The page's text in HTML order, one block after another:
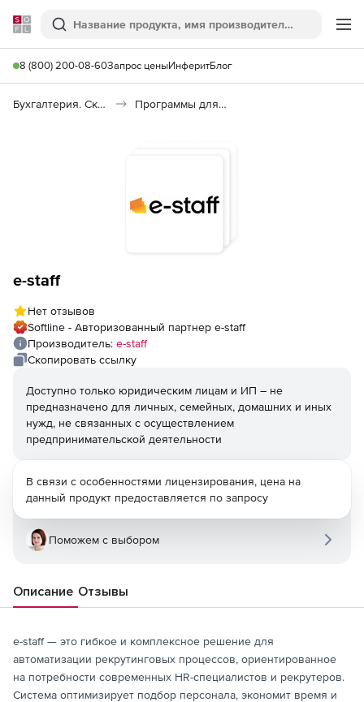
Softline
Поиск
8 (800) 200-08-60Запрос ценыИнферитБлог
Бухгалтерия. Склад. Кадры Программы для кадрового учета
e-staff
Нет отзывов
Softline - Авторизованный партнер e-staff
Производитель: e-staff
Скопировать ссылку
Доступно только юридическим лицам и ИП – не
предназначено для личных, семейных, домашних и иных
нужд, не связанных с осуществлением
предпринимательской деятельности
В связи с особенностями лицензирования, цена на
данный продукт предоставляется по запросу
Поможем с выбором
Описание Отзывы
e-staff — это гибкое и комплексное решение для
автоматизации рекрутинговых процессов, ориентированное
на потребности современных HR-специалистов и рекрутеров.
Система оптимизирует подбор персонала, экономит время и